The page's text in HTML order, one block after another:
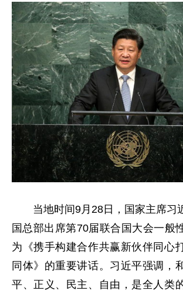
当地时间9月28日，国家主席习
国总部出席第70届联合国大会一般
为《携手构建合作共赢新伙伴同心
同体》的重要讲话。习近平强调，
平、正义、民主、自由，是全人类